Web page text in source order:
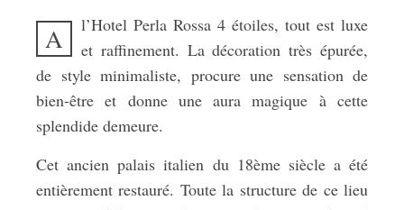
A
l’Hotel Perla Rossa 4 étoiles, tout est luxe
et raffinement. La décoration très épurée,
de style minimaliste, procure une sensation de
bien-être et donne une aura magique à cette
splendide demeure.
Cet ancien palais italien du 18ème siècle a été
entièrement restauré. Toute la structure de ce lieu